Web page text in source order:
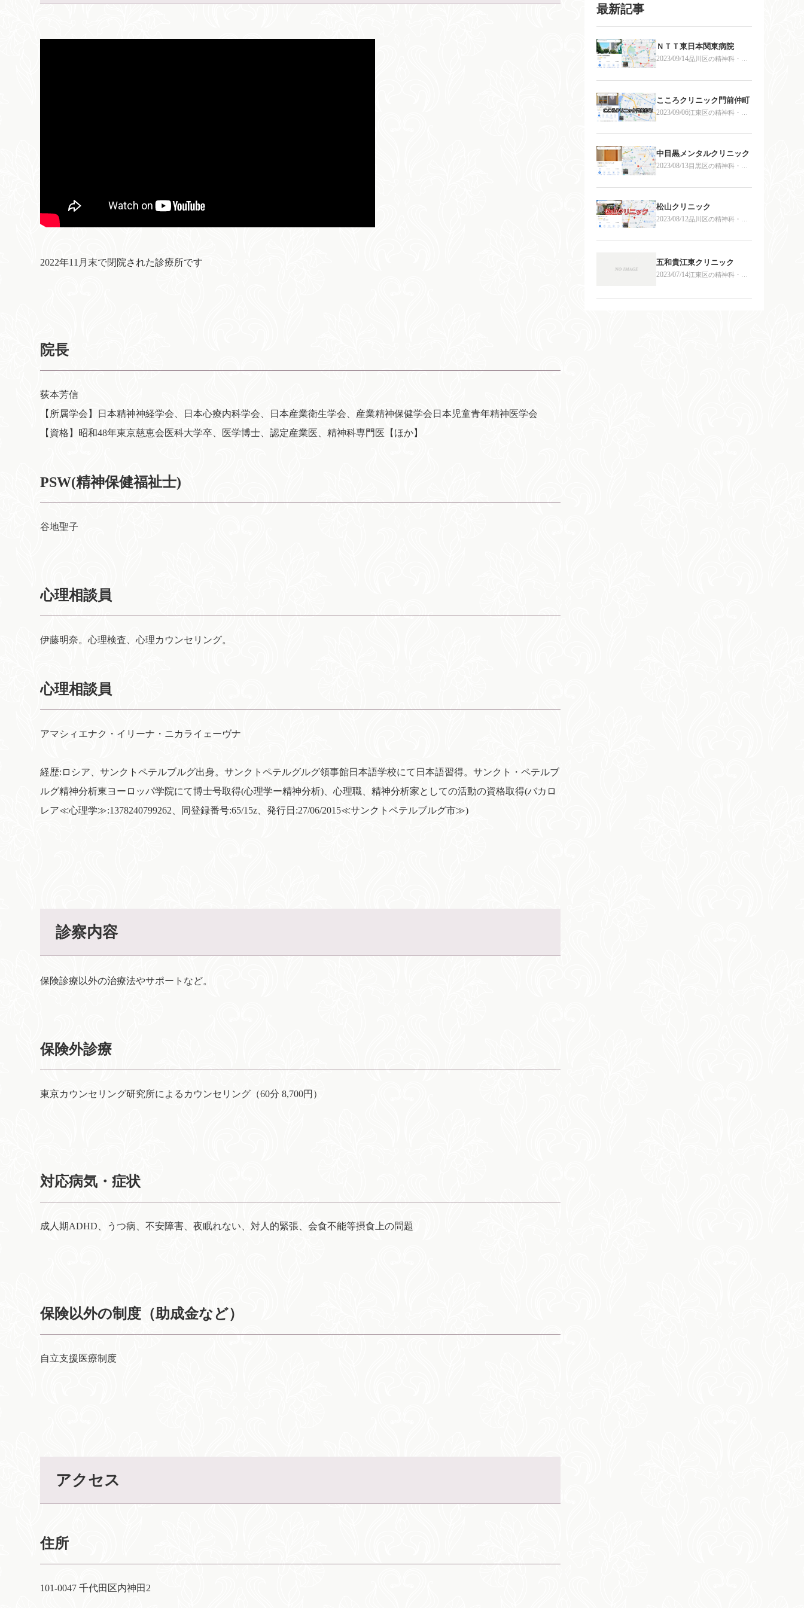
2022年11月末で閉院された診療所です
院長
荻本芳信
【所属学会】日本精神神経学会、日本心療内科学会、日本産業衛生学会、産業精神保健学会日本児童青年精神医学会
【資格】昭和48年東京慈恵会医科大学卒、医学博士、認定産業医、精神科専門医【ほか】
PSW(精神保健福祉士)
谷地聖子
心理相談員
伊藤明奈。心理検査、心理カウンセリング。
心理相談員
アマシィエナク・イリーナ・ニカライェーヴナ
経歴:ロシア、サンクトペテルブルグ出身。サンクトペテルグルグ領事館日本語学校にて日本語習得。サンクト・ペテルブ
ルグ精神分析東ヨーロッパ学院にて博士号取得(心理学ー精神分析)、心理職、精神分析家としての活動の資格取得(バカロ
レア≪心理学≫:1378240799262、同登録番号:65/15z、発行日:27/06/2015≪サンクトペテルブルグ市≫)
診察内容
保険診療以外の治療法やサポートなど。
保険外診療
東京カウンセリング研究所によるカウンセリング（60分 8,700円）
対応病気・症状
成人期ADHD、うつ病、不安障害、夜眠れない、対人的緊張、会食不能等摂食上の問題
保険以外の制度（助成金など）
自立支援医療制度
アクセス
住所
101-0047 千代田区内神田2
最新記事
ＮＴＴ東日本関東病院
2023/09/14品川区の精神科・心
こころクリニック門前仲町
2023/09/06江東区の精神科・心
中目黒メンタルクリニック
2023/08/13目黒区の精神科・心
松山クリニック
2023/08/12品川区の精神科・心
五和貴江東クリニック
2023/07/14江東区の精神科・心